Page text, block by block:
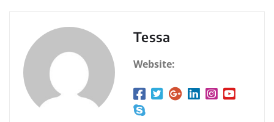
Tessa
Website: